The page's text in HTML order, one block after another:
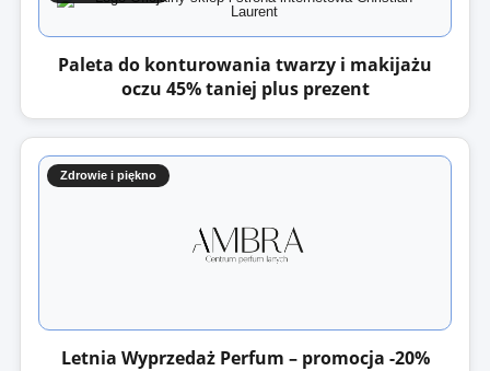
Paleta do konturowania twarzy i makijażu
oczu 45% taniej plus prezent
Zdrowie i piękno
Letnia Wyprzedaż Perfum – promocja -20%